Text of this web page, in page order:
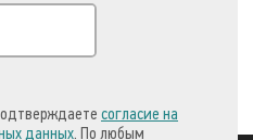
согласие на
данных. По любым